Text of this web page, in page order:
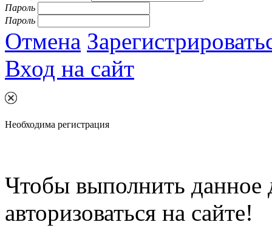
Пароль
Пароль
Отмена
Вход на сайт
Необходима регистрация
Чтобы выполнить данное
авторизоваться на сайте!